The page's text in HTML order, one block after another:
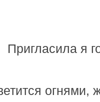
Пригласила я
огнями,